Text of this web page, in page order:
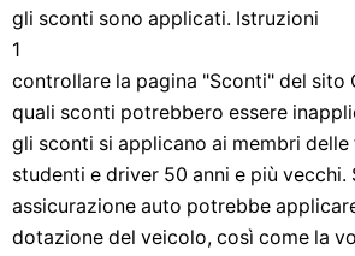
gli sconti sono applicati. Istruzioni
1
controllare la pagina "Sconti" del sito
quali sconti potrebbero essere
gli sconti si applicano ai membri delle
studenti e driver 50 anni e più vecchi.
assicurazione auto potrebbe
dotazione del veicolo, così come la